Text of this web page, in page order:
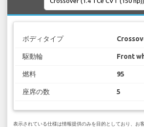
ボディタイプ
駆動輪 Front
燃料 95
座席の数 5
表示されている仕様は情報提供のみを目的としており、お